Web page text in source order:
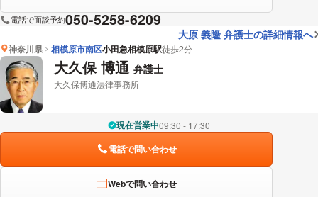
電話で面談予約050-5258-6209
大原 義隆 弁護士の詳細情報へ
神奈川県 相模原市南区小田急相模原駅徒歩2分
大久保 博通 弁護士
大久保博通法律事務所
現在営業中09:30 - 17:30
電話で問い合わせ
Webで問い合わせ